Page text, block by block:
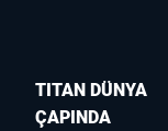
TITAN DÜNYA
ÇAPINDA